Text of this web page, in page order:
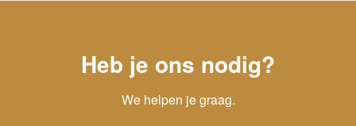
Heb je ons nodig?
We helpen je graag.